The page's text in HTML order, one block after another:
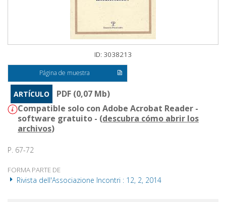
ID: 3038213
Página de muestra
ARTÍCULO
PDF (0,07 Mb)
Compatible solo con Adobe Acrobat Reader -
software gratuito - (descubra cómo abrir los
archivos)
P. 67-72
FORMA PARTE DE
Rivista dell'Associazione Incontri : 12, 2, 2014